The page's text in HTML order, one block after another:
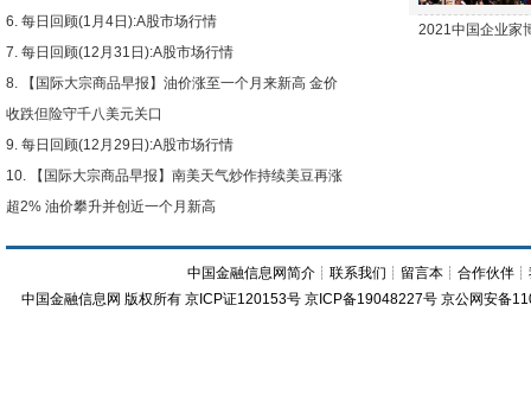
每日回顾(1月4日):A股市场行情
每日回顾(12月31日):A股市场行情
【国际大宗商品早报】油价涨至一个月来新高 金价
收跌但险守千八美元关口
每日回顾(12月29日):A股市场行情
【国际大宗商品早报】南美天气炒作持续美豆再涨
超2% 油价攀升并创近一个月新高
2021中国企业家
中国金融信息网简介 ┊联系我们 ┊ 留言本 ┊合作伙伴 ┊
中国金融信息网 版权所有 京ICP证120153号 京ICP备19048227号 京公网安备